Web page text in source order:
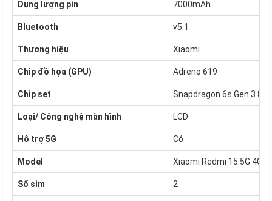
Dung lượng pin 7000mAh
Bluetooth v5.1
Thương hiệu Xiaomi
Chip đồ họa (GPU) Adreno 619
Chip set Snapdragon 6s Gen 3 8
Loại/ Công nghệ màn hình LCD
Hỗ trợ 5G Có
Model Xiaomi Redmi 15 5G
Số sim 2